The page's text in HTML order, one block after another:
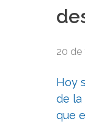
20 de
Hoy
de la
que